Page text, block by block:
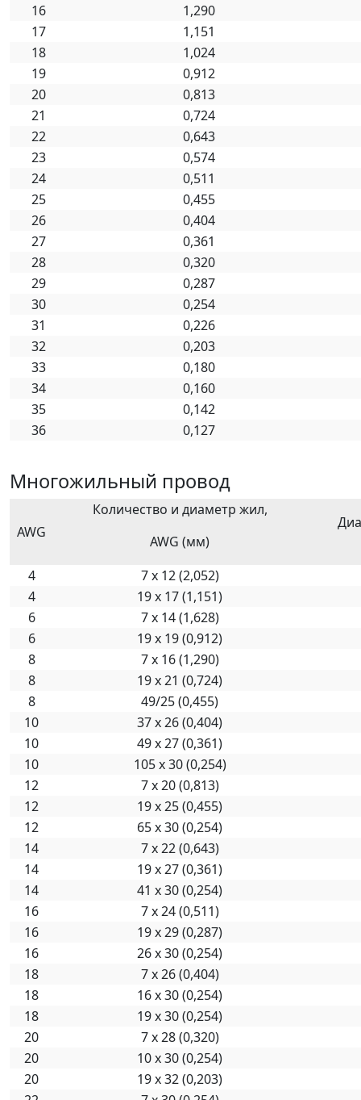
16
1,290
17
1,151
18
1,024
19
0,912
20
0,813
21
0,724
22
0,643
23
0,574
24
0,511
25
0,455
26
0,404
27
0,361
28
0,320
29
0,287
30
0,254
31
0,226
32
0,203
33
0,180
34
0,160
35
0,142
36
0,127
Многожильный провод
AWG
Количество и диаметр жил,
AWG (мм)
4
7 х 12 (2,052)
4
19 х 17 (1,151)
6
7 х 14 (1,628)
6
19 х 19 (0,912)
8
7 х 16 (1,290)
8
19 х 21 (0,724)
8
49/25 (0,455)
10
37 х 26 (0,404)
10
49 х 27 (0,361)
10
105 х 30 (0,254)
12
7 х 20 (0,813)
12
19 х 25 (0,455)
12
65 х 30 (0,254)
14
7 х 22 (0,643)
14
19 х 27 (0,361)
14
41 х 30 (0,254)
16
7 х 24 (0,511)
16
19 х 29 (0,287)
16
26 х 30 (0,254)
18
7 х 26 (0,404)
18
16 х 30 (0,254)
18
19 х 30 (0,254)
20
7 х 28 (0,320)
20
10 х 30 (0,254)
20
19 х 32 (0,203)